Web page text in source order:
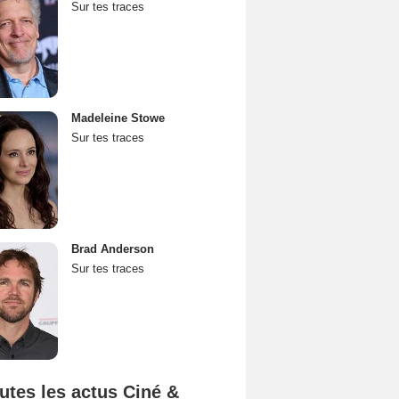
Sur tes traces
Madeleine Stowe
Sur tes traces
Brad Anderson
Sur tes traces
les actus Ciné &